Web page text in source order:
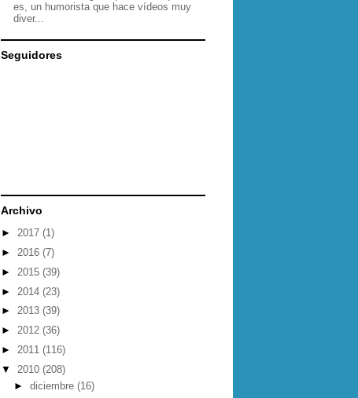
es, un humorista que hace vídeos muy
diver...
Seguidores
Archivo
► 2017 (1)
► 2016 (7)
► 2015 (39)
► 2014 (23)
► 2013 (39)
► 2012 (36)
► 2011 (116)
▼ 2010 (208)
► diciembre (16)